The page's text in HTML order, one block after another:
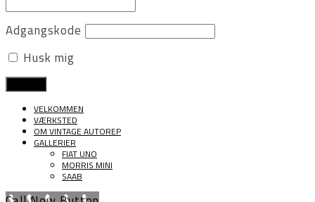
Adgangskode
Husk mig
VELKOMMEN
VÆRKSTED
OM VINTAGE AUTOREP
GALLERIER
FIAT UNO
MORRIS MINI
SAAB